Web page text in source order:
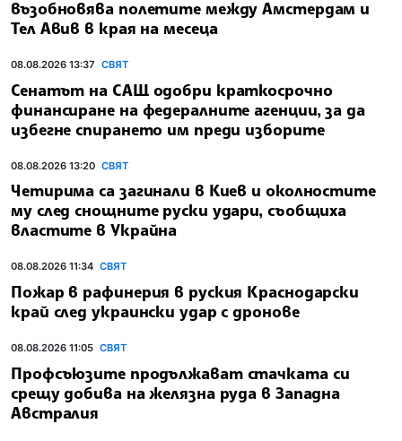
възобновява полетите между Амстердам и
Тел Авив в края на месеца
08.08.2026 13:37 СВЯТ
Сенатът на САЩ одобри краткосрочно
финансиране на федералните агенции, за да
избегне спирането им преди изборите
08.08.2026 13:20 СВЯТ
Четирима са загинали в Киев и околностите
му след снощните руски удари, съобщиха
властите в Украйна
08.08.2026 11:34 СВЯТ
Пожар в рафинерия в руския Краснодарски
край след украински удар с дронове
08.08.2026 11:05 СВЯТ
Профсъюзите продължават стачката си
срещу добива на желязна руда в Западна
Австралия